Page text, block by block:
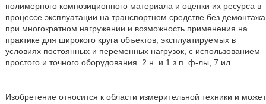
полимерного композиционного материала и оценки их ресурса в
процессе эксплуатации на транспортном средстве без демонтажа
при многократном нагружении и возможность применения на
практике для широкого круга объектов, эксплуатируемых в
условиях постоянных и переменных нагрузок, с использованием
простого и точного оборудования. 2 н. и 1 з.п. ф-лы, 7 ил.
Изобретение относится к области измерительной техники и может